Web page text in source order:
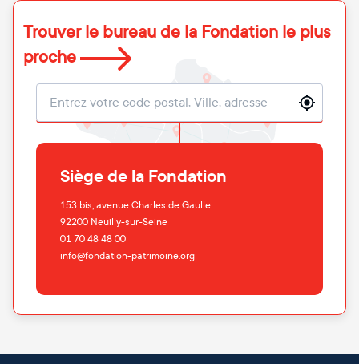
Trouver le bureau de la Fondation le plus
proche
Localisation
Siège de la Fondation
153 bis, avenue Charles de Gaulle
92200 Neuilly-sur-Seine
01 70 48 48 00
info@fondation-patrimoine.org